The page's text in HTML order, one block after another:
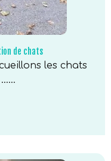
de chats
les chats